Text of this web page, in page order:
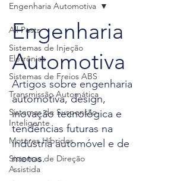
All Posts
Sistemas de Injeção
Eletrônica
Sistemas de Freios ABS
Transmissão Automática
Sistemas de Suspensão
Inteligente
Motores Híbridos
Sistemas de Direção
Assistida
Engenharia Automotiva
Engenharia
Automotiva
Artigos sobre engenharia
automotiva, design,
inovação tecnológica e
tendências futuras na
indústria automóvel e de
motos.